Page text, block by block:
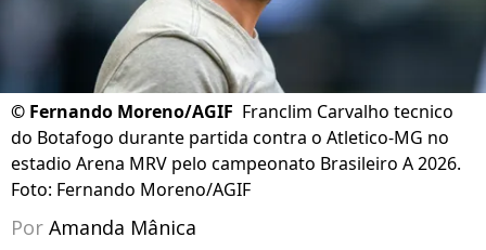
© Fernando Moreno/AGIF Franclim Carvalho tecnico
do Botafogo durante partida contra o Atletico-MG no
estadio Arena MRV pelo campeonato Brasileiro A 2026.
Foto: Fernando Moreno/AGIF
Por Amanda Mânica